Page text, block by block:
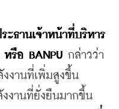
ธานเจ้าหน้าที่บริหาร
รือ BANPU กล่าวว่า
งานที่เพิ่มสูงขึ้น
งานที่ยั่งยืนมากขึ้น